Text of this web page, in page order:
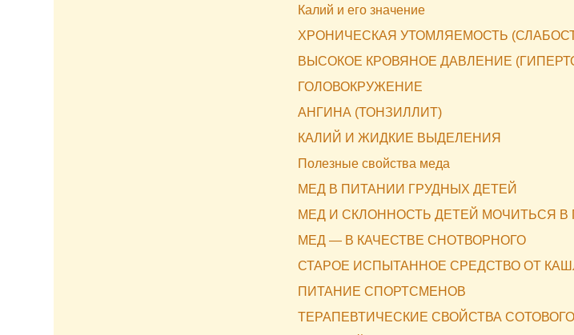
Калий и его значение
ХРОНИЧЕСКАЯ УТОМЛЯЕМОСТЬ
ВЫСОКОЕ КРОВЯНОЕ ДАВЛЕНИЕ
ГОЛОВОКРУЖЕНИЕ
АНГИНА (ТОНЗИЛЛИТ)
КАЛИЙ И ЖИДКИЕ ВЫДЕЛЕНИЯ
Полезные свойства меда
МЕД В ПИТАНИИ ГРУДНЫХ ДЕТЕЙ
МЕД И СКЛОННОСТЬ ДЕТЕЙ МОЧИТЬСЯ В
МЕД — В КАЧЕСТВЕ СНОТВОРНОГО
СТАРОЕ ИСПЫТАННОЕ СРЕДСТВО ОТ
ПИТАНИЕ СПОРТСМЕНОВ
ТЕРАПЕВТИЧЕСКИЕ СВОЙСТВА